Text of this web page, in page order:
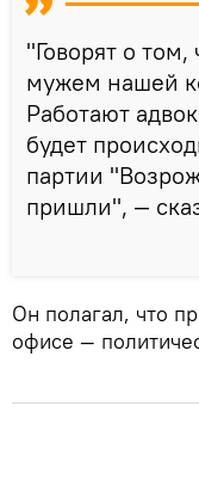
"Говорят о
мужем нашей
Работают
будет
партии
пришли", —
Он полагал, что
офисе —